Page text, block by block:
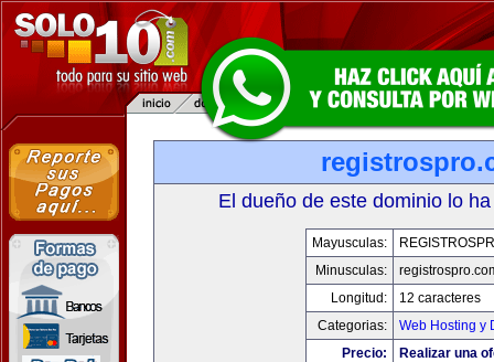
El dueño de este dominio lo
Mayusculas:
Minusculas:
Longitud:
12 caracteres
Categorias:
Web Hosting y
Precio:
Realizar una